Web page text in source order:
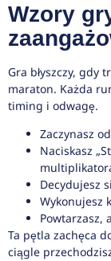
Wzory
Gra błyszczy, gdy
maraton. Każda
timing i odwagę.
Zaczynasz
Naciskasz
Decydujesz
Wykonujesz
Powtarzasz,
Ta pętla zachęca
ciągle